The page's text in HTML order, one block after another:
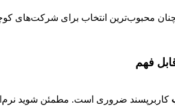
کاربرپسند ضروری است. مطمئن شوید